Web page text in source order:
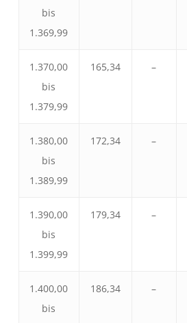
bis
1.369,99
1.370,00
bis
1.379,99
165,34 –
1.380,00
bis
1.389,99
172,34 –
1.390,00
bis
1.399,99
179,34 –
1.400,00
bis
186,34 –